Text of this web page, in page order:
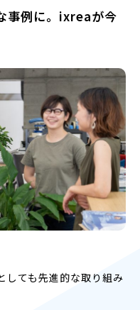
事例に。ixreaが今
しても先進的な取り組み